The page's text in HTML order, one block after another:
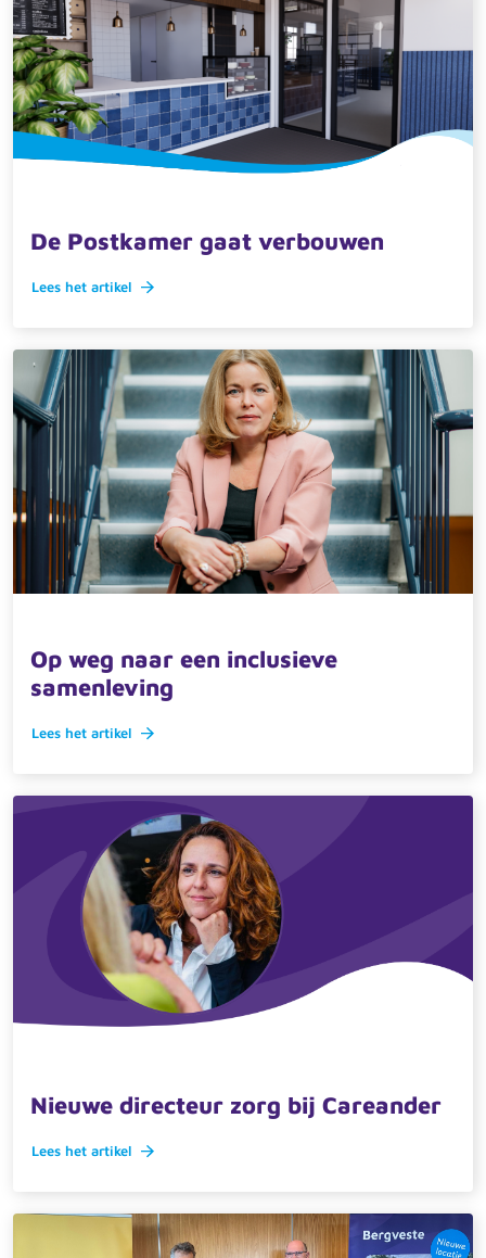
De Postkamer gaat verbouwen
Lees het artikel
Op weg naar een inclusieve
samenleving
Lees het artikel
Nieuwe directeur zorg bij Careander
Lees het artikel
Zoeken
Recente zoekopdrachten: Vacatures Werken bij